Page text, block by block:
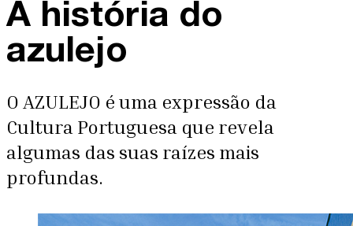
A história do
azulejo
O AZULEJO é uma expressão da
Cultura Portuguesa que revela
algumas das suas raízes mais
profundas.